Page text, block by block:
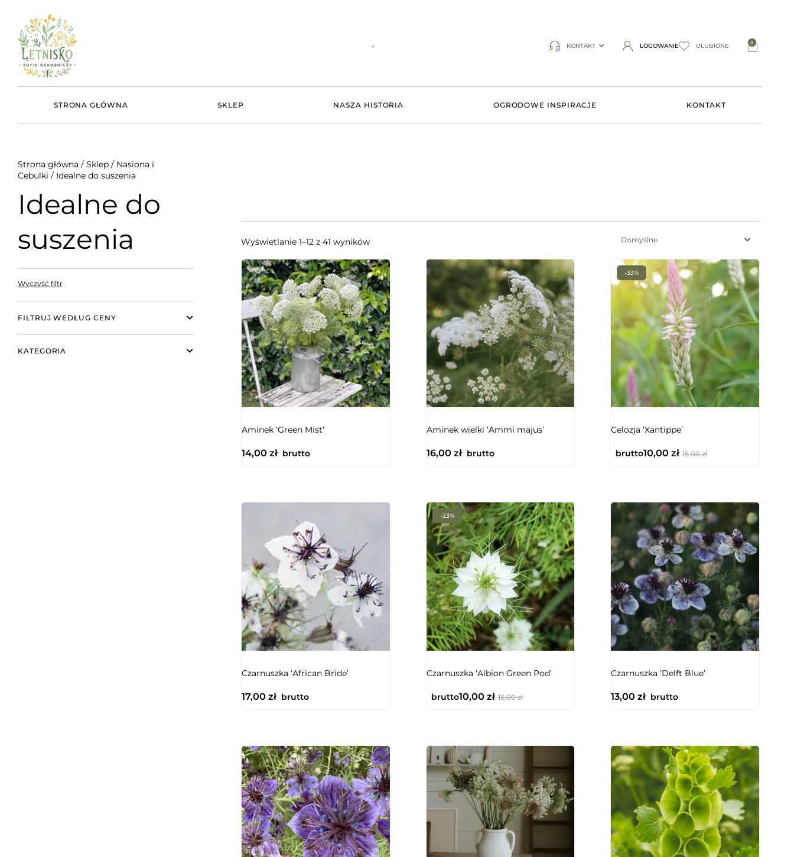
KONTAKT LOGOWANIE ULUBIONE 0
STRONA GŁÓWNA SKLEP NASZA HISTORIA OGRODOWE INSPIRACJE KONTAKT
Strona główna / Sklep / Nasiona i
Cebulki / Idealne do suszenia
Idealne do
suszenia
Wyczyść filtr
FILTRUJ WEDŁUG CENY
KATEGORIA
Wyświetlanie 1–12 z 41 wyników Domyślne
Aminek ‘Green Mist’
14,00 zł brutto
Aminek wielki ‘Ammi majus’
16,00 złbrutto
-33%
Celozja ‘Xantippe’
15,00zł
10,00zł
brutto
Czarnuszka ‘African Bride’
17,00 zł brutto
-23%
Czarnuszka ‘Albion Green Pod’
13,00zł
10,00 zł
brutto
Czarnuszka ‘Delft Blue’
13,00zł brutto